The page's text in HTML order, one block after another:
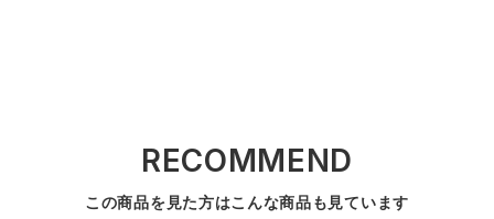
RECOMMEND
この商品を見た方はこんな商品も見ています